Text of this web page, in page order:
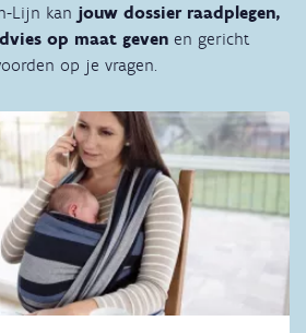
Lijn kan jouw dossier raadplegen,
op maat geven en gericht
op je vragen.